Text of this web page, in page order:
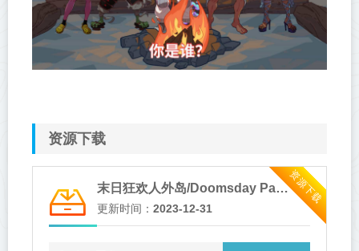
资源下载
资源下载
末日狂欢人外岛/Doomsday Paradise
更新时间： 2023-12-31